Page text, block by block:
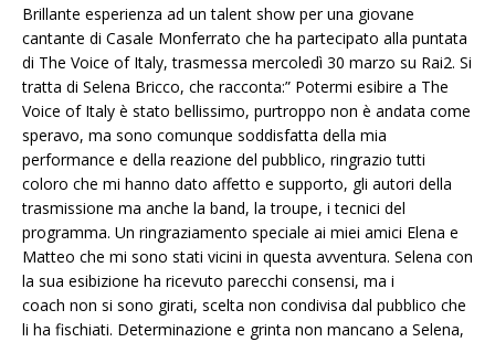
Brillante esperienza ad un talent show per una giovane
cantante di Casale Monferrato che ha partecipato alla puntata
di The Voice of Italy, trasmessa mercoledì 30 marzo su Rai2. Si
tratta di Selena Bricco, che racconta:” Potermi esibire a The
Voice of Italy è stato bellissimo, purtroppo non è andata come
speravo, ma sono comunque soddisfatta della mia
performance e della reazione del pubblico, ringrazio tutti
coloro che mi hanno dato affetto e supporto, gli autori della
trasmissione ma anche la band, la troupe, i tecnici del
programma. Un ringraziamento speciale ai miei amici Elena e
Matteo che mi sono stati vicini in questa avventura. Selena con
la sua esibizione ha ricevuto parecchi consensi, ma i
coach non si sono girati, scelta non condivisa dal pubblico che
li ha fischiati. Determinazione e grinta non mancano a Selena,